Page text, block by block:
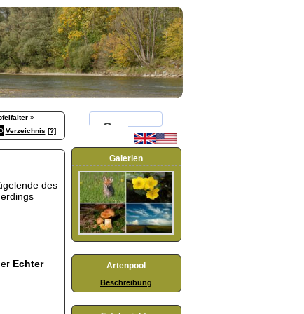
»
Verzeichnis [?]
des
Echter
Galerien
Artenpool
Beschreibung